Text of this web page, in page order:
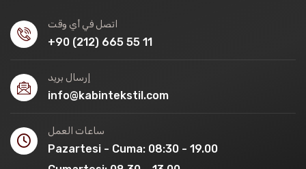
اتصل في أي وقت
+90 (212) 665 55 11
إرسال بريد
info@kabintekstil.com
ساعات العمل
Pazartesi - Cuma: 08:30 - 19.00